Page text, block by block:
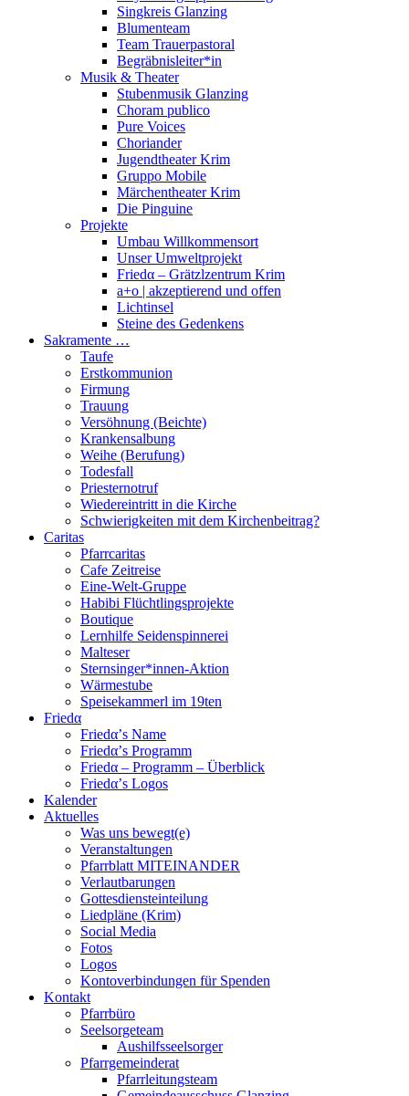
Singkreis Glanzing
Blumenteam
Team Trauerpastoral
Begräbnisleiter*in
Musik & Theater
Stubenmusik Glanzing
Choram publico
Pure Voices
Choriander
Jugendtheater Krim
Gruppo Mobile
Märchentheater Krim
Die Pinguine
Projekte
Umbau Willkommensort
Unser Umweltprojekt
Friedα – Grätzlzentrum Krim
a+o | akzeptierend und offen
Lichtinsel
Steine des Gedenkens
Sakramente …
Taufe
Erstkommunion
Firmung
Trauung
Versöhnung (Beichte)
Krankensalbung
Weihe (Berufung)
Todesfall
Priesternotruf
Wiedereintritt in die Kirche
Schwierigkeiten mit dem Kirchenbeitrag?
Caritas
Pfarrcaritas
Cafe Zeitreise
Eine-Welt-Gruppe
Habibi Flüchtlingsprojekte
Boutique
Lernhilfe Seidenspinnerei
Malteser
Sternsinger*innen-Aktion
Wärmestube
Speisekammerl im 19ten
Friedα
Friedα’s Name
Friedα’s Programm
Friedα – Programm – Überblick
Friedα’s Logos
Kalender
Aktuelles
Was uns bewegt(e)
Veranstaltungen
Pfarrblatt MITEINANDER
Verlautbarungen
Gottesdiensteinteilung
Liedpläne (Krim)
Social Media
Fotos
Logos
Kontoverbindungen für Spenden
Kontakt
Pfarrbüro
Seelsorgeteam
Aushilfsseelsorger
Pfarrgemeinderat
Pfarrleitungsteam